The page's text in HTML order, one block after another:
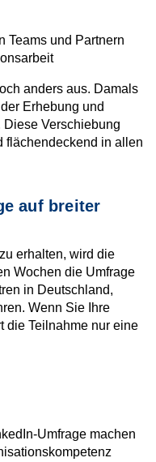
Teams und Partnern
anders aus. Damals
Erhebung und
Diese Verschiebung
flächendeckend in allen
auf breiter
erhalten, wird die
Wochen die Umfrage
in Deutschland,
n. Wenn Sie Ihre
die Teilnahme nur eine
Umfrage machen